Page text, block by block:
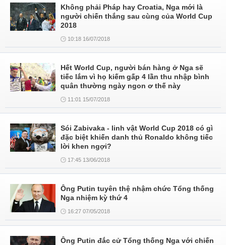
Không phải Pháp hay Croatia, Nga mới là
người chiến thắng sau cùng của World Cup
2018
10:18 16/07/2018
Hết World Cup, người bán hàng ở Nga sẽ
tiếc lắm vì họ kiếm gấp 4 lần thu nhập bình
quân thường ngày ngon ơ thế này
11:01 15/07/2018
Sói Zabivaka - linh vật World Cup 2018 có gì
đặc biệt khiến danh thủ Ronaldo không tiếc
lời khen ngợi?
17:45 13/06/2018
Ông Putin tuyên thệ nhậm chức Tổng thống
Nga nhiệm kỳ thứ 4
16:27 07/05/2018
Ông Putin đắc cử Tổng thống Nga với chiến